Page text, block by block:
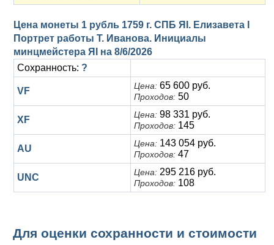
Цена монеты 1 рубль 1759 г. СПБ ЯI. Елизавета I
Портрет работы Т. Иванова. Инициалы
минцмейстера ЯI на 8/6/2026
Сохранность: ?
VF Цена: 65 600 руб.
Проходов: 50
XF Цена: 98 331 руб.
Проходов: 145
AU Цена: 143 054 руб.
Проходов: 47
UNC Цена: 295 216 руб.
Проходов: 108
Для оценки сохранности и стоимости